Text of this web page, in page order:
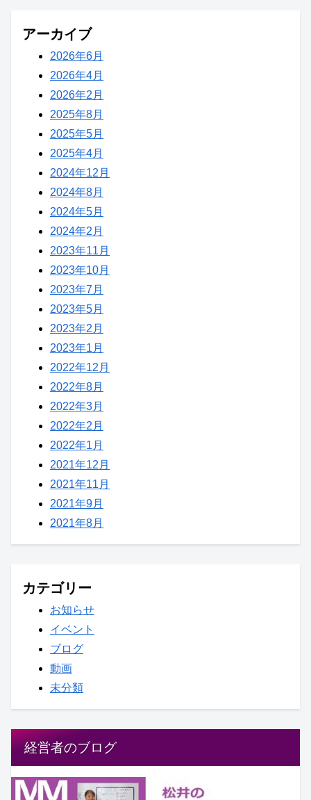
アーカイブ
2026年6月
2026年4月
2026年2月
2025年8月
2025年5月
2025年4月
2024年12月
2024年8月
2024年5月
2024年2月
2023年11月
2023年10月
2023年7月
2023年5月
2023年2月
2023年1月
2022年12月
2022年8月
2022年3月
2022年2月
2022年1月
2021年12月
2021年11月
2021年9月
2021年8月
カテゴリー
お知らせ
イベント
ブログ
動画
未分類
経営者のブログ